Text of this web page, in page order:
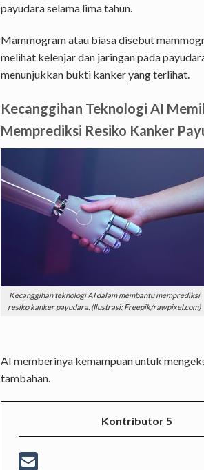
payudara selama lima tahun.
Mammogram atau biasa disebut
melihat kelenjar dan jaringan pada
menunjukkan bukti kanker yang terlihat.
Kecanggihan Teknologi AI
Memprediksi Resiko Kanker
Kecanggihan teknologi AI dalam membantu memprediksi
resiko kanker payudara. (Ilustrasi: Freepik/rawpixel.com)
AI memberinya kemampuan untuk
tambahan.
Kontributor 5